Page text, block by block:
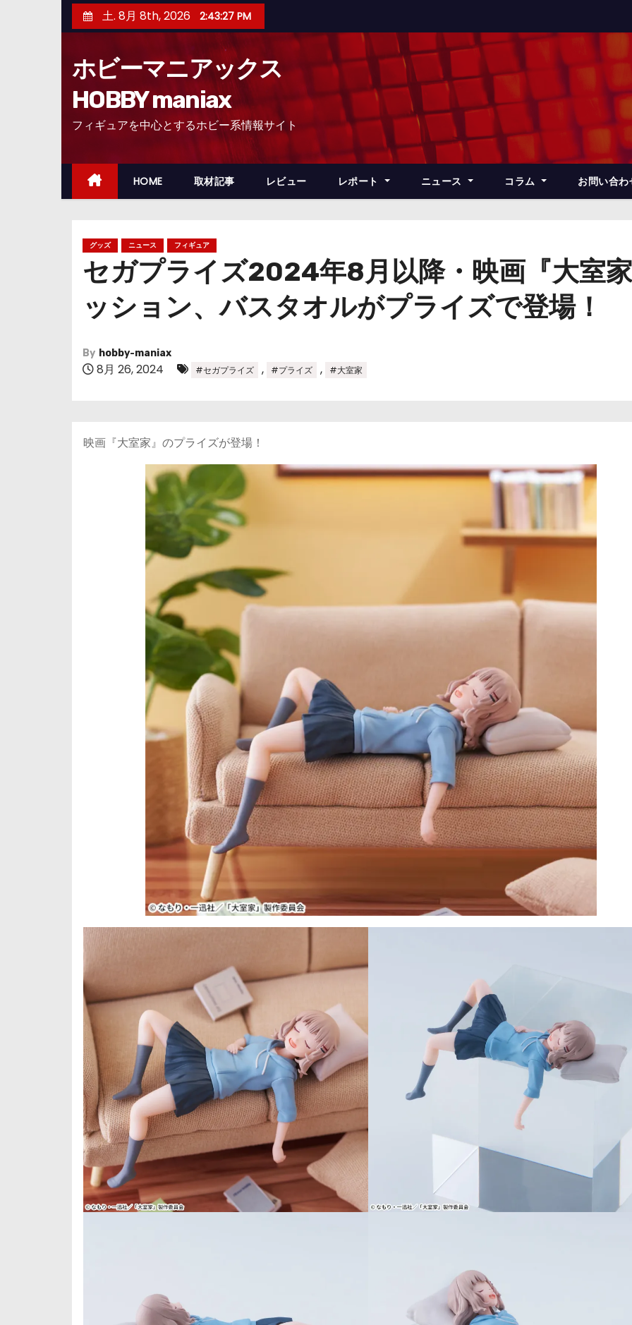
ン
ッ
土. 8月 8th, 2026 2:43:29 PM
ホビーマニアックス
HOBBY maniax
フィギュアを中心とするホビー系情報サイト
HOME 取材記事 レビュー レポート ニュース コラム お問い合わ
グッズ ニュース フィギュア
セガプライズ2024年8月以降・映画『大室
ッション、バスタオルがプライズで登場！
By hobby-maniax
8月 26, 2024 #セガプライズ , #プライズ , #大室家
映画『大室家』のプライズが登場！